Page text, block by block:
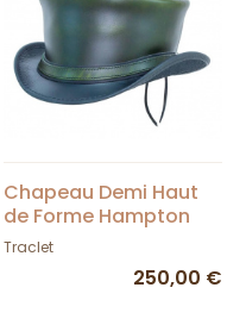
Chapeau Demi Haut
de Forme Hampton
Cuir Olive -
Traclet
250,00 €